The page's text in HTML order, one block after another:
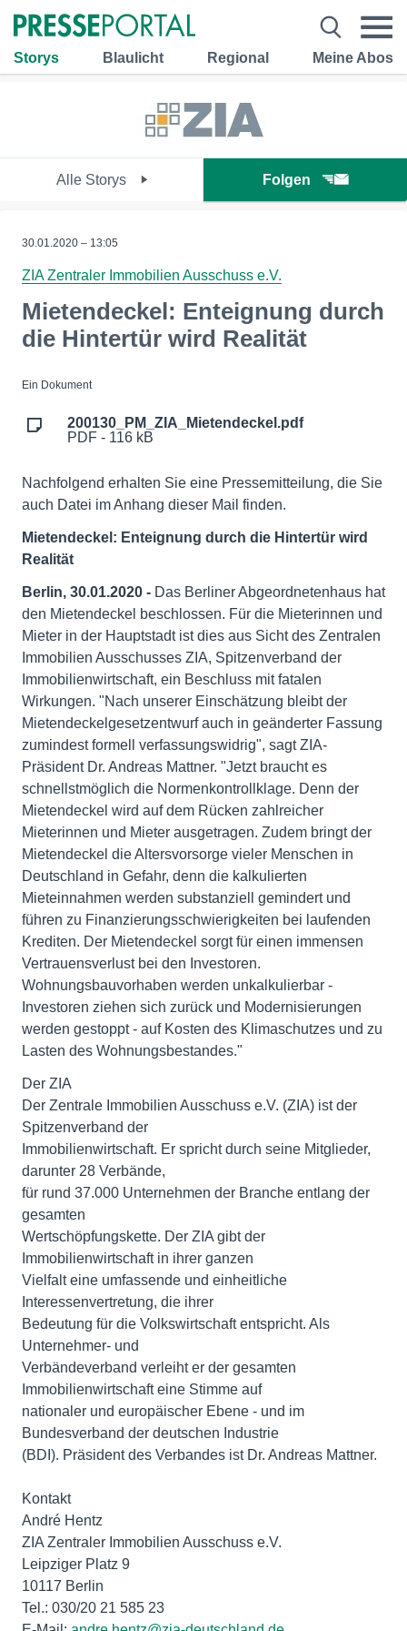
Storys Blaulicht Regional Meine Abos
Alle Storys Folgen
30.01.2020 – 13:05
ZIA Zentraler Immobilien Ausschuss e.V.
Mietendeckel: Enteignung durch
die Hintertür wird Realität
Ein Dokument
200130_PM_ZIA_Mietendeckel.pdf
PDF - 116 kB
Nachfolgend erhalten Sie eine Pressemitteilung, die Sie
auch Datei im Anhang dieser Mail finden.
Mietendeckel: Enteignung durch die Hintertür wird
Realität
Berlin, 30.01.2020 - Das Berliner Abgeordnetenhaus hat
den Mietendeckel beschlossen. Für die Mieterinnen und
Mieter in der Hauptstadt ist dies aus Sicht des Zentralen
Immobilien Ausschusses ZIA, Spitzenverband der
Immobilienwirtschaft, ein Beschluss mit fatalen
Wirkungen. "Nach unserer Einschätzung bleibt der
Mietendeckelgesetzentwurf auch in geänderter Fassung
zumindest formell verfassungswidrig", sagt ZIA-
Präsident Dr. Andreas Mattner. "Jetzt braucht es
schnellstmöglich die Normenkontrollklage. Denn der
Mietendeckel wird auf dem Rücken zahlreicher
Mieterinnen und Mieter ausgetragen. Zudem bringt der
Mietendeckel die Altersvorsorge vieler Menschen in
Deutschland in Gefahr, denn die kalkulierten
Mieteinnahmen werden substanziell gemindert und
führen zu Finanzierungsschwierigkeiten bei laufenden
Krediten. Der Mietendeckel sorgt für einen immensen
Vertrauensverlust bei den Investoren.
Wohnungsbauvorhaben werden unkalkulierbar -
Investoren ziehen sich zurück und Modernisierungen
werden gestoppt - auf Kosten des Klimaschutzes und zu
Lasten des Wohnungsbestandes."
Der ZIA
Der Zentrale Immobilien Ausschuss e.V. (ZIA) ist der
Spitzenverband der
Immobilienwirtschaft. Er spricht durch seine Mitglieder,
darunter 28 Verbände,
für rund 37.000 Unternehmen der Branche entlang der
gesamten
Wertschöpfungskette. Der ZIA gibt der
Immobilienwirtschaft in ihrer ganzen
Vielfalt eine umfassende und einheitliche
Interessenvertretung, die ihrer
Bedeutung für die Volkswirtschaft entspricht. Als
Unternehmer- und
Verbändeverband verleiht er der gesamten
Immobilienwirtschaft eine Stimme auf
nationaler und europäischer Ebene - und im
Bundesverband der deutschen Industrie
(BDI). Präsident des Verbandes ist Dr. Andreas Mattner.
Kontakt
André Hentz
ZIA Zentraler Immobilien Ausschuss e.V.
Leipziger Platz 9
10117 Berlin
Tel.: 030/20 21 585 23